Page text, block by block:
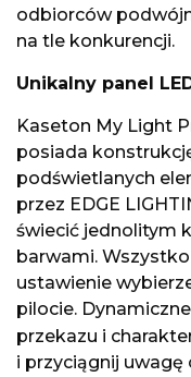
odbiorców
na tle konkurencji.
Unikalny panel
Kaseton My Light
posiada
podświetlanych
przez EDGE
świecić jednolitym
barwami.
ustawienie
pilocie.
przekazu i
i przyciągnij